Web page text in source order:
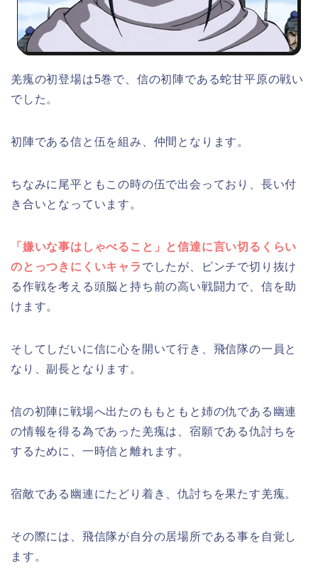
羌瘣の初登場は5巻で、信の初陣である蛇甘平原の戦い
でした。
初陣である信と伍を組み、仲間となります。
ちなみに尾平ともこの時の伍で出会っており、長い付
き合いとなっています。
「嫌いな事はしゃべること」と信達に言い切るくらい
のとっつきにくいキャラ でしたが、ピンチで切り抜け
る作戦を考える頭脳と持ち前の高い戦闘力で、信を助
けます。
そしてしだいに信に心を開いて行き、飛信隊の一員と
なり、副長となります。
信の初陣に戦場へ出たのももともと姉の仇である幽連
の情報を得る為であった羌瘣は、宿願である仇討ちを
するために、一時信と離れます。
宿敵である幽連にたどり着き、仇討ちを果たす羌瘣。
その際には、飛信隊が自分の居場所である事を自覚し
ます。